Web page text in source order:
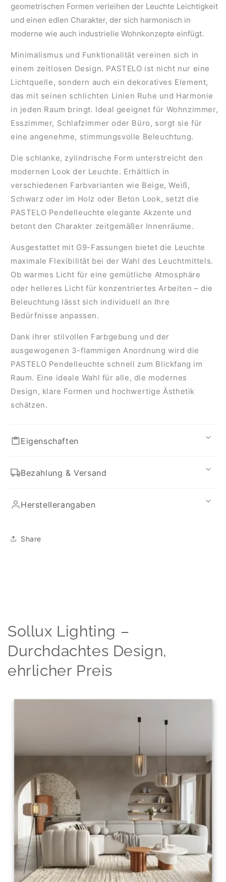
geometrischen Formen verleihen der Leuchte Leichtigkeit
und einen edlen Charakter, der sich harmonisch in
moderne wie auch industrielle Wohnkonzepte einfügt.
Minimalismus und Funktionalität vereinen sich in
einem zeitlosen Design. PASTELO ist nicht nur eine
Lichtquelle, sondern auch ein dekoratives Element,
das mit seinen schlichten Linien Ruhe und Harmonie
in jeden Raum bringt. Ideal geeignet für Wohnzimmer,
Esszimmer, Schlafzimmer oder Büro, sorgt sie für
eine angenehme, stimmungsvolle Beleuchtung.
Die schlanke, zylindrische Form unterstreicht den
modernen Look der Leuchte. Erhältlich in
verschiedenen Farbvarianten wie Beige, Weiß,
Schwarz oder im Holz oder Beton Look, setzt die
PASTELO Pendelleuchte elegante Akzente und
betont den Charakter zeitgemäßer Innenräume.
Ausgestattet mit G9-Fassungen bietet die Leuchte
maximale Flexibilität bei der Wahl des Leuchtmittels.
Ob warmes Licht für eine gemütliche Atmosphäre
oder helleres Licht für konzentriertes Arbeiten – die
Beleuchtung lässt sich individuell an Ihre
Bedürfnisse anpassen.
Dank ihrer stilvollen Farbgebung und der
ausgewogenen 3-flammigen Anordnung wird die
PASTELO Pendelleuchte schnell zum Blickfang im
Raum. Eine ideale Wahl für alle, die modernes
Design, klare Formen und hochwertige Ästhetik
schätzen.
Eigenschaften
Bezahlung & Versand
Herstellerangaben
Share
Sollux Lighting –
Durchdachtes Design,
ehrlicher Preis